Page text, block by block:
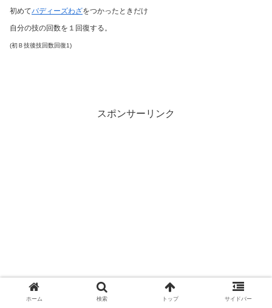
初めてバディーズわざをつかったときだけ
自分の技の回数を１回復する。
(初Ｂ技後技回数回復1)
スポンサーリンク
ホーム 検索 トップ サイドバー